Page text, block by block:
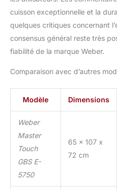
cuisson exceptionnelle et la
quelques critiques concernant
consensus général reste très
fiabilité de la marque Weber.
Comparaison avec d’autres
Modèle Dimensions
Weber
Master
Touch
GBS E-
5750
65 x 107 x
72 cm